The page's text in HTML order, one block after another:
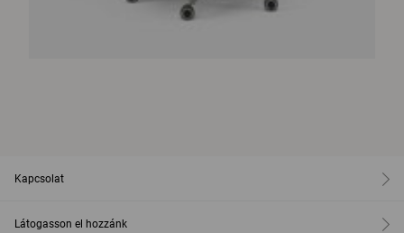
Kapcsolat
Látogasson el hozzánk